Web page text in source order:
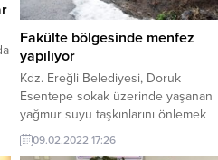
Fakülte bölgesinde menfez
yapılıyor
Kdz. Ereğli Belediyesi, Doruk
Esentepe sokak üzerinde yaşanan
yağmur suyu taşkınlarını önlemek
için menfez çalışmalarına başladı.
Kepez Solak Yol Ayrımı bölgesinde
09.02.2022 17:26